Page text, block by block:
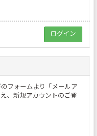
フォームより「メールア
、新規アカウントのご登